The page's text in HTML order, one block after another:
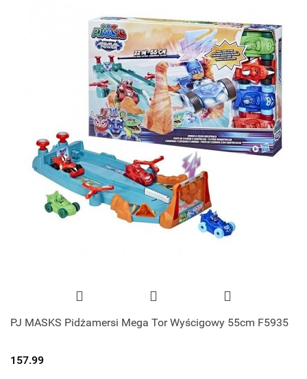
PJ MASKS Pidżamersi Mega Tor Wyścigowy 55cm F5935
157.99